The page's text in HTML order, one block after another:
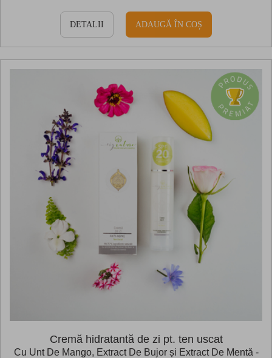
DETALII ADAUGĂ ÎN COȘ
Cremă hidratantă de zi pt. ten uscat
Cu Unt De Mango, Extract De Bujor și Extract De Mentă -